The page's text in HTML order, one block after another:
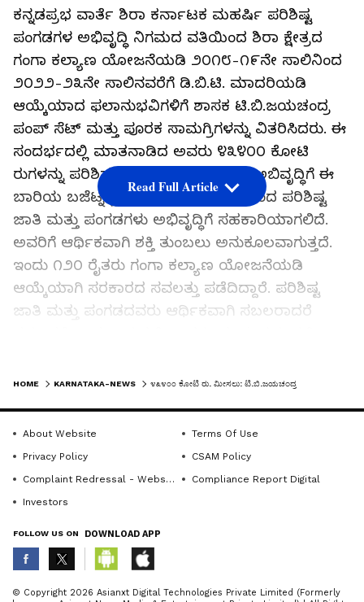
ಕನ್ನಡಪ್ರಭ ವಾರ್ತೆ ಶಿರಾ ಕರ್ನಾಟಕ ಮಹರ್ಷಿ ಪರಿಶಿಷ್ಟ
ಪಂಗಡಗಳ ಅಭಿವೃದ್ಧಿ ನಿಗಮದ ವತಿಯಿಂದ ಶಿರಾ ಕ್ಷೇತ್ರದ
ಗಂಗಾ ಕಲ್ಯಾಣ ಯೋಜನೆಯಡಿ ೨೦೧೮-೧೯ನೇ ಸಾಲಿನಿಂದ
೨೦೨೨-೨೩ನೇ ಸಾಲಿನವರೆಗೆ ಡಿ.ಬಿ.ಟಿ. ಮಾದರಿಯಡಿ
ಆಯ್ಕೆಯಾದ ಫಲಾನುಭವಿಗಳಿಗೆ ಶಾಸಕ ಟಿ.ಬಿ.ಜಯಚಂದ್ರ
ಪಂಪ್ ಸೆಟ್ ಮತ್ತು ಪೂರಕ ಸಾಮಗ್ರಿಗಳನ್ನು ವಿತರಿಸಿದರು. ಈ
ಸಂದರ್ಭದಲ್ಲಿ ಮಾತನಾಡಿದ ಅವರು ೪೩೪೦೦ ಕೋಟಿ
ರುಗಳನ್ನು ಪರಿಶಿಷ್ಟ ಜಾತಿ ಮತ್ತು ಪಂಗಡಗಳ ಅಬಿವೃದ್ಧಿಗೆ ಈ
ಬಾರಿಯ ಬಜೆಟ್ನಲ್ಲಿ ಮೀಸಲಿಡಲಾಗಿದೆ. ಇದರಿಂದ ಪರಿಶಿಷ್ಟ
ಜಾತಿ ಮತ್ತು ಪಂಗಡಗಳು ಅಭಿವೃದ್ಧಿಗೆ ಸಹಕಾರಿಯಾಗಲಿದೆ.
ಅವರಿಗೆ ಆರ್ಥಿಕವಾಗಿ ಶಕ್ತಿ ತುಂಬಲು ಅನುಕೂಲವಾಗುತ್ತದೆ.
ಇಂದು ೧೨೦ ರೈತರು ಗಂಗಾ ಕಲ್ಯಾಣ ಯೋಜನೆಯಡಿ
ಆಯ್ಕೆಯಾಗಿ ಸರಕಾರದ ಸವಲತ್ತು ಪಡೆದಿದ್ದಾರೆ. ಪರಿಶಿಷ್ಟ
ಜಾತಿ ಮತ್ತು ಪಂಗಡದವರು ಆರ್ಥಿಕವಾಗಿ ಸಬಲರಾದರೆ
ಜಿಲ್ಲಾ ವ್ಯವಸ್ಥಾಪಕರಾದ ಭಾಗೀರತಿ, ತಾಲೂಕು ಅಭಿವೃದ್ಧಿ
Read Full Article
ABOUT THE AUTHOR
HOME KARNATAKA-NEWS ೪೩೪೦೦ ಕೋಟಿ ರು. ಮೀಸಲು: ಟಿ.ಬಿ.ಜಯಚಂದ್ರ
About Website
Terms Of Use
Privacy Policy
CSAM Policy
Complaint Redressal - Website
Compliance Report Digital
Investors
FOLLOW US ON DOWNLOAD APP
© Copyright 2026 Asianxt Digital Technologies Private Limited (Formerly